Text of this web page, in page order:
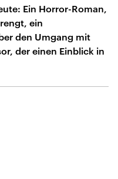
Ein Horror-Roman,
ein
den Umgang mit
der einen Einblick in